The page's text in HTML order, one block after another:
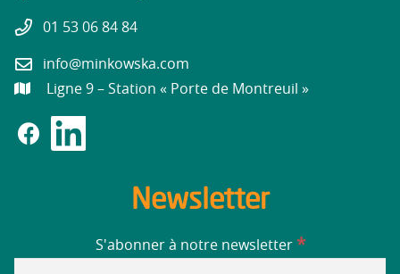
01 53 06 84 84
info@minkowska.com
Ligne 9 – Station « Porte de Montreuil »
Newsletter
S'abonner à notre newsletter *